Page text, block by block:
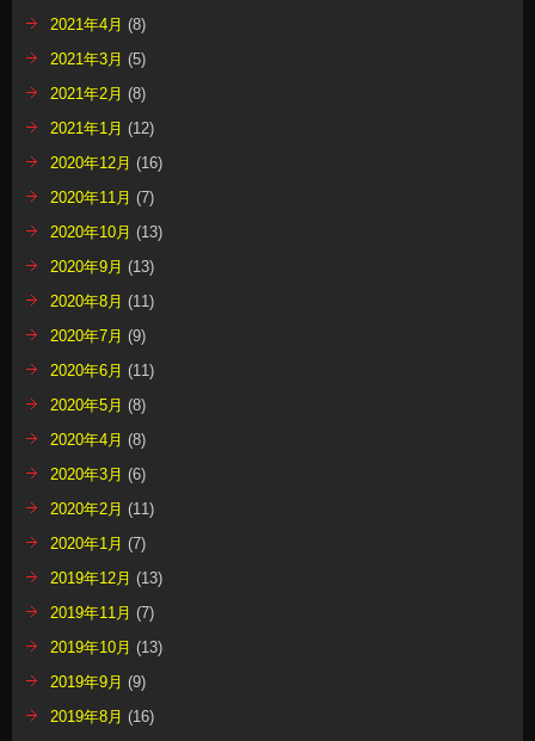
2021年4月 (8)
2021年3月 (5)
2021年2月 (8)
2021年1月 (12)
2020年12月 (16)
2020年11月 (7)
2020年10月 (13)
2020年9月 (13)
2020年8月 (11)
2020年7月 (9)
2020年6月 (11)
2020年5月 (8)
2020年4月 (8)
2020年3月 (6)
2020年2月 (11)
2020年1月 (7)
2019年12月 (13)
2019年11月 (7)
2019年10月 (13)
2019年9月 (9)
2019年8月 (16)